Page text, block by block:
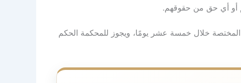
أو أي حق من حقوقهم.
المختصة خلال خمسة عشر يومًا، ويجوز للمحكمة الحكم